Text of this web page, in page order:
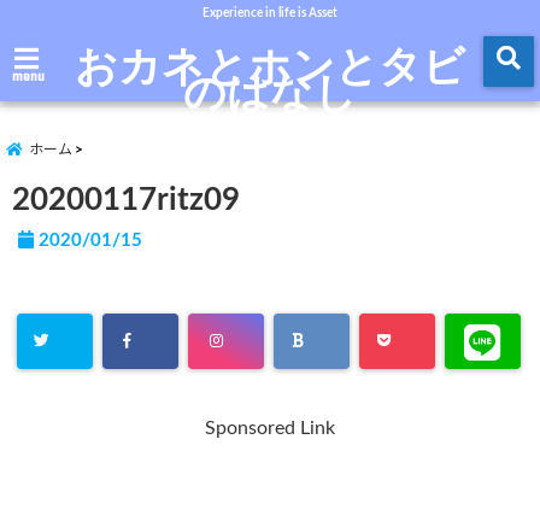
Experience in life is Asset
menu おカネとホンとタビ
のはなし
ホーム
20200117ritz09
2020/01/15
Sponsored Link